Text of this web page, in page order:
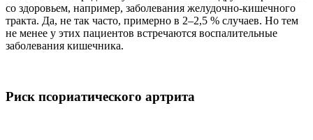
со здоровьем, например, заболевания желудочно-кишечного
тракта. Да, не так часто, примерно в 2–2,5 % случаев. Но тем
не менее у этих пациентов встречаются воспалительные
заболевания кишечника.
Риск псориатического артрита